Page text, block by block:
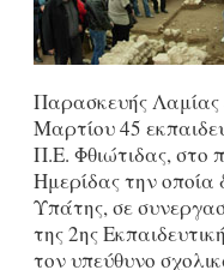
Παρασκευής Λαμίας
Μαρτίου 45
Π.Ε. Φθιώτιδας, στο
Ημερίδας την
Υπάτης, σε
της 2ης
τον υπεύθυνο